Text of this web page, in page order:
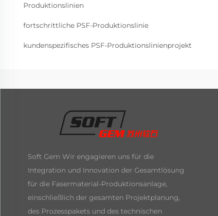
Produktionslinien
fortschrittliche PSF-Produktionslinie
kundenspezifisches PSF-Produktionslinienprojekt
Soft Gem Wir engagieren uns für die
Integration und Innovation der Gesamtlösung
für die Fasermaterial-Produktionsanlage,
einschließlich der gesamten Projektplanung,
des Prozesspakets und des technischen